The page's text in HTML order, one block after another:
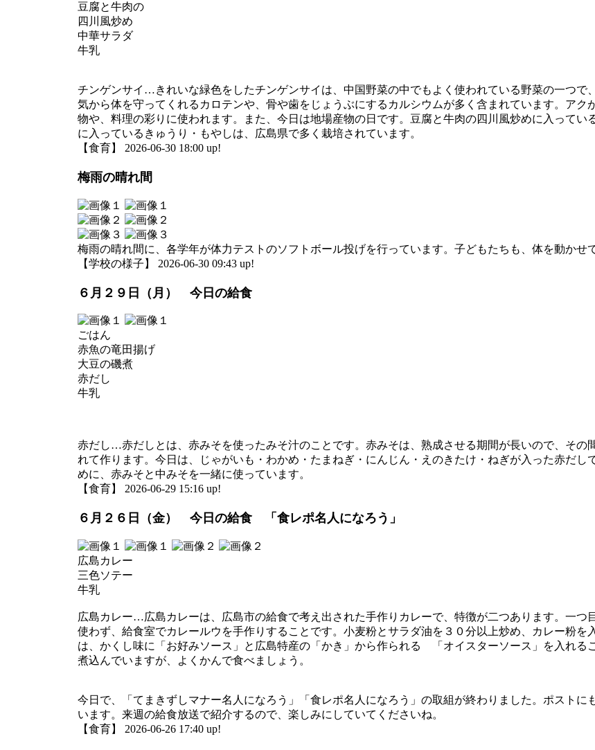
豆腐と牛肉の
四川風炒め
中華サラダ
牛乳
チンゲンサイ…きれいな緑色をしたチンゲンサイは、中国野菜の中でもよく使われている野菜の一つで
気から体を守ってくれるカロテンや、骨や歯をじょうぶにするカルシウムが多く含まれています。アク
物や、料理の彩りに使われます。また、今日は地場産物の日です。豆腐と牛肉の四川風炒めに入ってい
に入っているきゅうり・もやしは、広島県で多く栽培されています。
【食育】 2026-06-30 18:00 up!
梅雨の晴れ間
梅雨の晴れ間に、各学年が体力テストのソフトボール投げを行っています。子どもたちも、体を動かせ
【学校の様子】 2026-06-30 09:43 up!
６月２９日（月） 今日の給食
ごはん
赤魚の竜田揚げ
大豆の磯煮
赤だし
牛乳
赤だし…赤だしとは、赤みそを使ったみそ汁のことです。赤みそは、熟成させる期間が長いので、その
れて作ります。今日は、じゃがいも・わかめ・たまねぎ・にんじん・えのきたけ・ねぎが入った赤だし
めに、赤みそと中みそを一緒に使っています。
【食育】 2026-06-29 15:16 up!
６月２６日（金） 今日の給食 「食レポ名人になろう」
広島カレー
三色ソテー
牛乳
広島カレー…広島カレーは、広島市の給食で考え出された手作りカレーで、特徴が二つあります。一つ
使わず、給食室でカレールウを手作りすることです。小麦粉とサラダ油を３０分以上炒め、カレー粉を
は、かくし味に「お好みソース」と広島特産の「かき」から作られる 「オイスターソース」を入れる
煮込んでいますが、よくかんで食べましょう。
今日で、「てまきずしマナー名人になろう」「食レポ名人になろう」の取組が終わりました。ポストに
います。来週の給食放送で紹介するので、楽しみにしていてくださいね。
【食育】 2026-06-26 17:40 up!